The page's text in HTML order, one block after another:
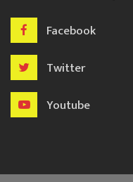
Facebook
Twitter
Youtube